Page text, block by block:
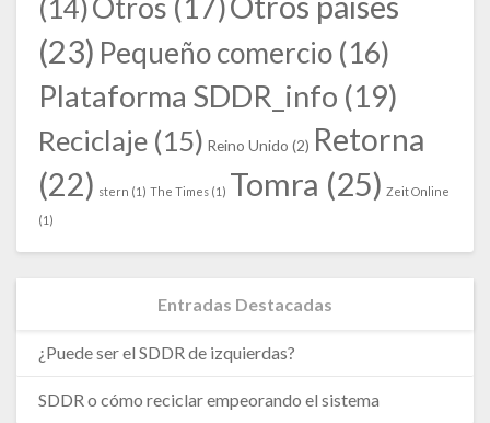
(14)Otros (17)
(23) Pequeño comercio (16)
Plataforma SDDR_info (19)
Reciclaje (15) Reino Unido (2) Retorna
(22) stern (1) The Times (1) Tomra (25) Zeit Online
(1)
Entradas Destacadas
¿Puede ser el SDDR de izquierdas?
SDDR o cómo reciclar empeorando el sistema